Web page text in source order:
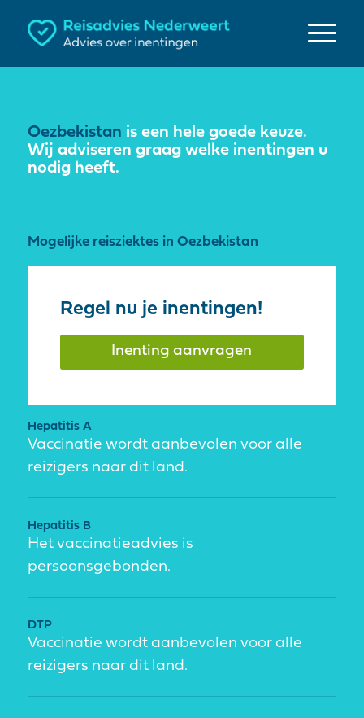
Oezbekistan is een hele goede keuze.
Wij adviseren graag welke inentingen u
nodig heeft.
Mogelijke reisziektes in Oezbekistan
Regel nu je inentingen!
Inenting aanvragen
Hepatitis A
Vaccinatie wordt aanbevolen voor alle
reizigers naar dit land.
Hepatitis B
Het vaccinatieadvies is
persoonsgebonden.
DTP
Vaccinatie wordt aanbevolen voor alle
reizigers naar dit land.